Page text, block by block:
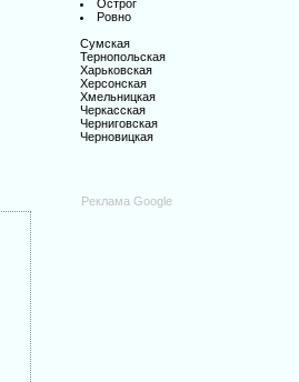
Острог
Ровно
Сумская
Тернопольская
Харьковская
Херсонская
Хмельницкая
Черкасская
Черниговская
Черновицкая
Реклама Google